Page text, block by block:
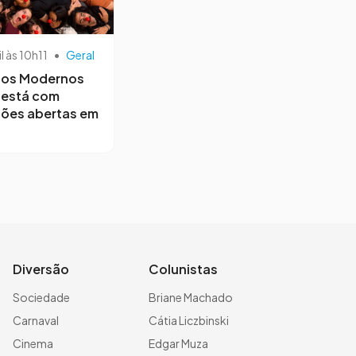
às 10h11 • Geral
Modernos
com
abertas em
Diversão
Sociedade
Carnaval
Cinema
Colunistas
Briane Machado
Cátia Liczbinski
Edgar Muza